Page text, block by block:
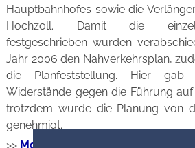
Hauptbahnhofes sowie die
Hochzoll. Damit die
festgeschrieben wurden
Jahr 2006 den Nahverkehrsplan,
die Planfeststellung. Hier
Widerstände gegen die Führung
trotzdem wurde die Planung von
genehmigt.
>> Mobilitätsdrehscheibe Augsburg